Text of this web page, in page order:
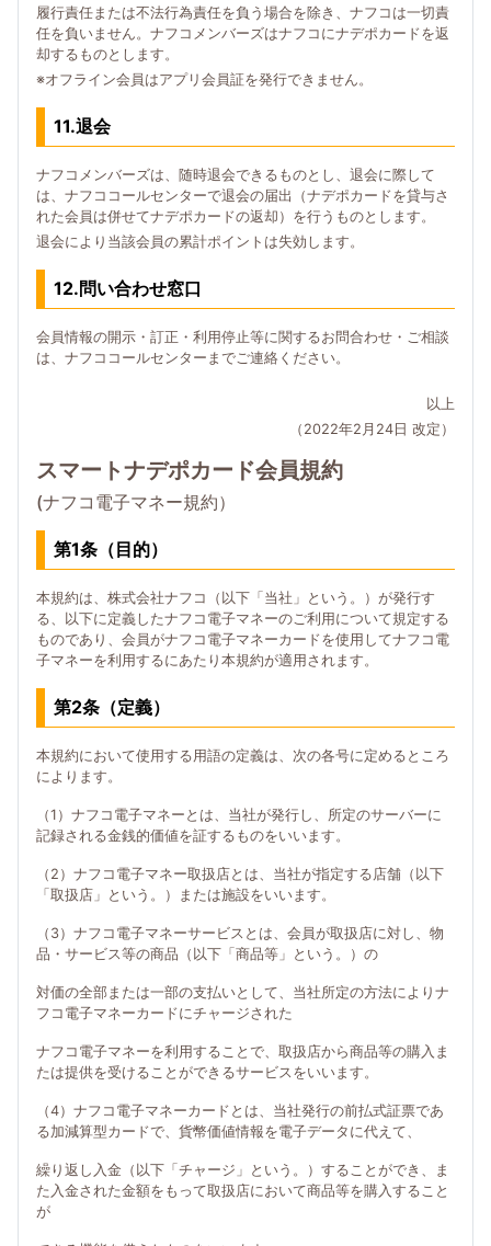
履行責任または不法行為責任を負う場合を除き、ナフコは一切責
任を負いません。ナフコメンバーズはナフコにナデポカードを返
却するものとします。
※オフライン会員はアプリ会員証を発行できません。
11.退会
ナフコメンバーズは、随時退会できるものとし、退会に際して
は、ナフココールセンターで退会の届出（ナデポカードを貸与さ
れた会員は併せてナデポカードの返却）を行うものとします。
退会により当該会員の累計ポイントは失効します。
12.問い合わせ窓口
会員情報の開示・訂正・利用停止等に関するお問合わせ・ご相談
は、ナフココールセンターまでご連絡ください。
以上
（2022年2月24日 改定）
スマートナデポカード会員規約
(ナフコ電子マネー規約）
第1条（目的）
本規約は、株式会社ナフコ（以下「当社」という。）が発行す
る、以下に定義したナフコ電子マネーのご利用について規定する
ものであり、会員がナフコ電子マネーカードを使用してナフコ電
子マネーを利用するにあたり本規約が適用されます。
第2条（定義）
本規約において使用する用語の定義は、次の各号に定めるところ
によります。
（1）ナフコ電子マネーとは、当社が発行し、所定のサーバーに
記録される金銭的価値を証するものをいいます。
（2）ナフコ電子マネー取扱店とは、当社が指定する店舗（以下
「取扱店」という。）または施設をいいます。
（3）ナフコ電子マネーサービスとは、会員が取扱店に対し、物
品・サービス等の商品（以下「商品等」という。）の
対価の全部または一部の支払いとして、当社所定の方法によりナ
フコ電子マネーカードにチャージされた
ナフコ電子マネーを利用することで、取扱店から商品等の購入ま
たは提供を受けることができるサービスをいいます。
（4）ナフコ電子マネーカードとは、当社発行の前払式証票であ
る加減算型カードで、貨幣価値情報を電子データに代えて、
繰り返し入金（以下「チャージ」という。）することができ、ま
た入金された金額をもって取扱店において商品等を購入すること
が